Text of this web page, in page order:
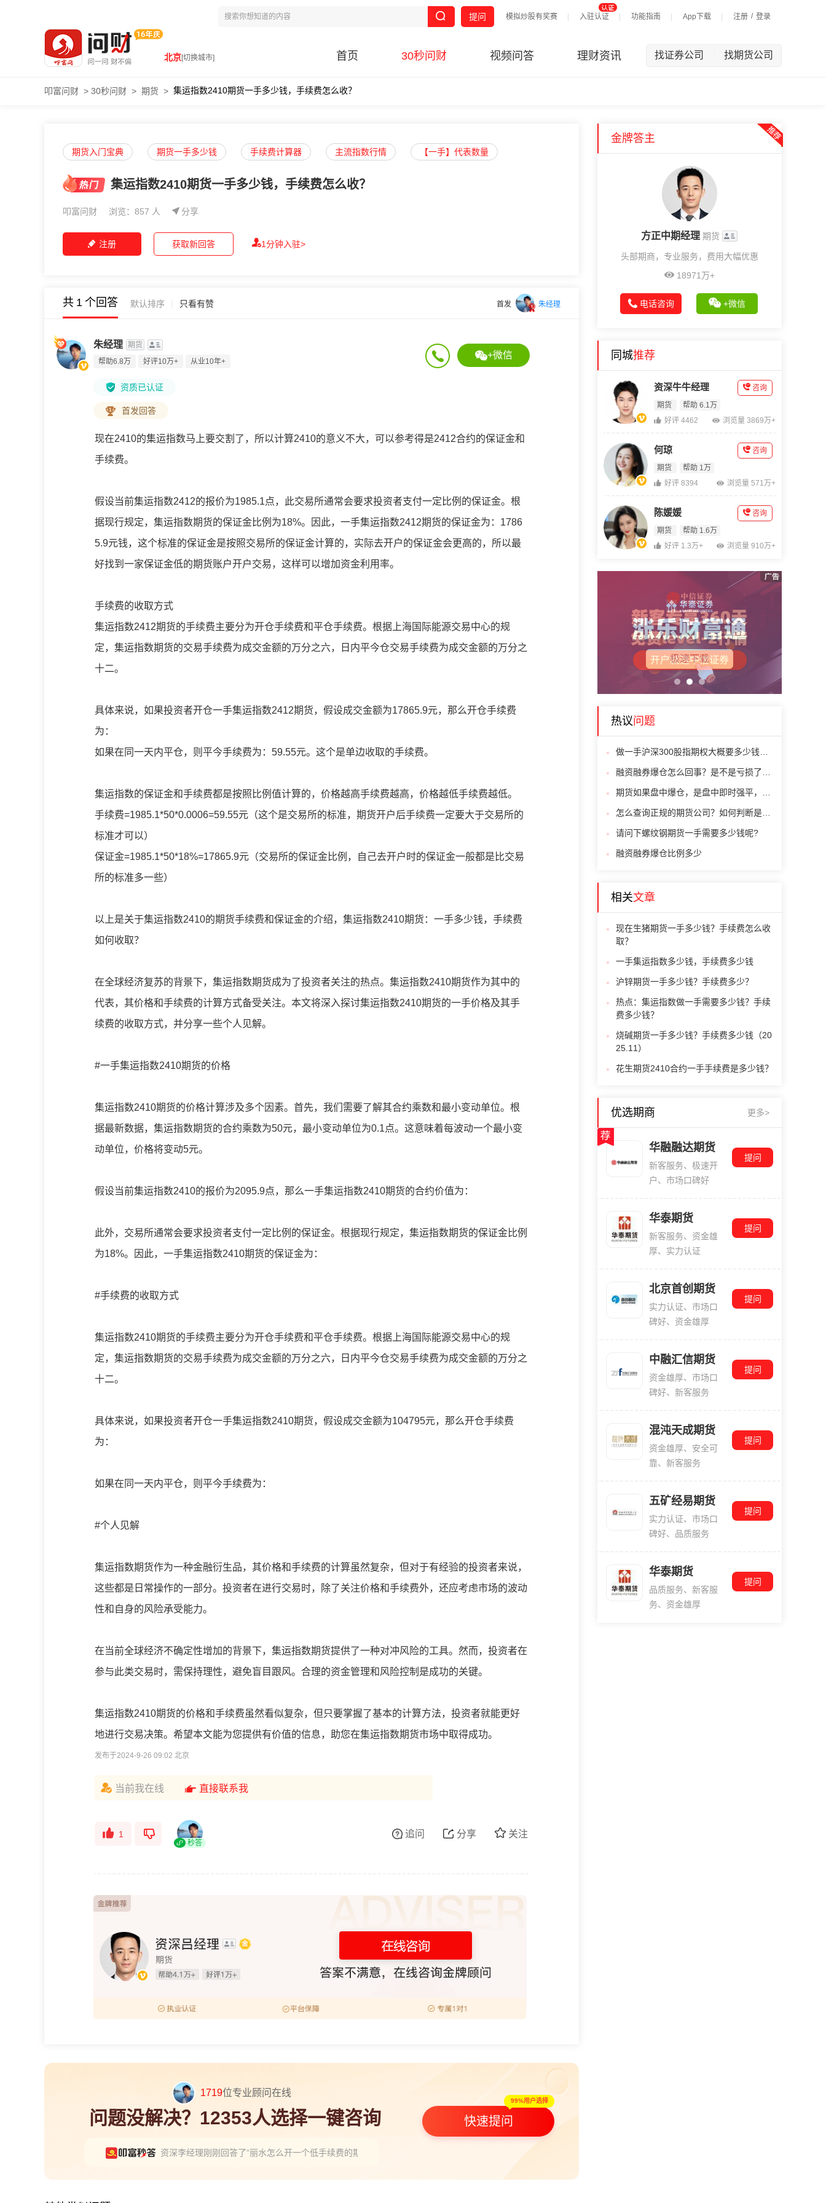
模拟炒股有奖赛 入驻认证 功能指南 App下载 注册 / 登录
提问
北京[切换城市] 首页 30秒问财 视频问答 理财资讯 找证券公司 找期货公司
叩富问财 > 30秒问财 > 期货 > 集运指数2410期货一手多少钱，手续费怎么收？
期货入门宝典 期货一手多少钱 手续费计算器 主流指数行情 【一手】代表数量
集运指数2410期货一手多少钱，手续费怎么收？
叩富问财 浏览：857 人 分享
注册 1分钟入驻>
获取新回答
共 1 个回答 默认排序 只看有赞 首发 朱经理
+微信
朱经理 期货
帮助6.8万
好评10万+ 从业10年+
资质已认证
首发回答
现在2410的集运指数马上要交割了，所以计算2410的意义不大，可以参考得是2412合约的保证金和
手续费。
假设当前集运指数2412的报价为1985.1点，此交易所通常会要求投资者支付一定比例的保证金。根
据现行规定，集运指数期货的保证金比例为18%。因此，一手集运指数2412期货的保证金为：1786
5.9元钱，这个标准的保证金是按照交易所的保证金计算的，实际去开户的保证金会更高的，所以最
好找到一家保证金低的期货账户开户交易，这样可以增加资金利用率。
手续费的收取方式
集运指数2412期货的手续费主要分为开仓手续费和平仓手续费。根据上海国际能源交易中心的规
定，集运指数期货的交易手续费为成交金额的万分之六，日内平今仓交易手续费为成交金额的万分之
十二。
具体来说，如果投资者开仓一手集运指数2412期货，假设成交金额为17865.9元，那么开仓手续费
为：
如果在同一天内平仓，则平今手续费为：59.55元。这个是单边收取的手续费。
集运指数的保证金和手续费都是按照比例值计算的，价格越高手续费越高，价格越低手续费越低。
手续费=1985.1*50*0.0006=59.55元（这个是交易所的标准，期货开户后手续费一定要大于交易所的
标准才可以）
保证金=1985.1*50*18%=17865.9元（交易所的保证金比例，自己去开户时的保证金一般都是比交易
所的标准多一些）
以上是关于集运指数2410的期货手续费和保证金的介绍， 集运指数2410期货：一手多少钱，手续费
如何收取？
在全球经济复苏的背景下，集运指数期货成为了投资者关注的热点。集运指数2410期货作为其中的
代表，其价格和手续费的计算方式备受关注。本文将深入探讨集运指数2410期货的一手价格及其手
续费的收取方式，并分享一些个人见解。
#一手集运指数2410期货的价格
集运指数2410期货的价格计算涉及多个因素。首先，我们需要了解其合约乘数和最小变动单位。根
据最新数据，集运指数期货的合约乘数为50元，最小变动单位为0.1点。这意味着每波动一个最小变
动单位，价格将变动5元。
假设当前集运指数2410的报价为2095.9点，那么一手集运指数2410期货的合约价值为：
此外，交易所通常会要求投资者支付一定比例的保证金。根据现行规定，集运指数期货的保证金比例
为18%。因此，一手集运指数2410期货的保证金为：
#手续费的收取方式
集运指数2410期货的手续费主要分为开仓手续费和平仓手续费。根据上海国际能源交易中心的规
定，集运指数期货的交易手续费为成交金额的万分之六，日内平今仓交易手续费为成交金额的万分之
十二。
具体来说，如果投资者开仓一手集运指数2410期货，假设成交金额为104795元，那么开仓手续费
为：
如果在同一天内平仓，则平今手续费为：
#个人见解
集运指数期货作为一种金融衍生品，其价格和手续费的计算虽然复杂，但对于有经验的投资者来说，
这些都是日常操作的一部分。投资者在进行交易时，除了关注价格和手续费外，还应考虑市场的波动
性和自身的风险承受能力。
在当前全球经济不确定性增加的背景下，集运指数期货提供了一种对冲风险的工具。然而，投资者在
参与此类交易时，需保持理性，避免盲目跟风。合理的资金管理和风险控制是成功的关键。
集运指数2410期货的价格和手续费虽然看似复杂，但只要掌握了基本的计算方法，投资者就能更好
地进行交易决策。希望本文能为您提供有价值的信息，助您在集运指数期货市场中取得成功。
发布于2024-9-26 09:02 北京
当前我在线 直接联系我
1
秒答
关注
分享
追问
1719位专业顾问在线
问题没解决？12353人选择一键咨询
资深李经理刚刚回答了“丽水怎么开一个低手续费的期货账户？”
99%用户选择
快速提问
金牌答主
方正中期经理 期货
头部期商，专业服务，费用大幅优惠
18971万+
电话咨询 +微信
同城推荐
资深牛牛经理
期货 帮助 6.1万
咨询
好评 4462 浏览量 3869万+
何琼
期货 帮助 1万
咨询
好评 8394 浏览量 571万+
陈媛媛
期货 帮助 1.6万
咨询
好评 1.3万+ 浏览量 910万+
3
热议问题
请问下螺纹钢期货一手需要多少钱呢?
融资融券爆仓比例多少
相关文章
现在生猪期货一手多少钱？手续费怎么收
取？
一手集运指数多少钱，手续费多少钱
沪锌期货一手多少钱？手续费多少？
热点：集运指数做一手需要多少钱？手续
费多少钱？
烧碱期货一手多少钱？手续费多少钱（20
25.11）
花生期货2410合约一手手续费是多少钱？
优选期商 更多>
华融融达期货
新客服务、极速开
户、市场口碑好
提问
华泰期货
新客服务、资金雄
厚、实力认证
提问
北京首创期货
实力认证、市场口
碑好、资金雄厚
提问
中融汇信期货
资金雄厚、市场口
碑好、新客服务
提问
混沌天成期货
资金雄厚、安全可
靠、新客服务
提问
五矿经易期货
实力认证、市场口
碑好、品质服务
提问
华泰期货
品质服务、新客服
务、资金雄厚
提问